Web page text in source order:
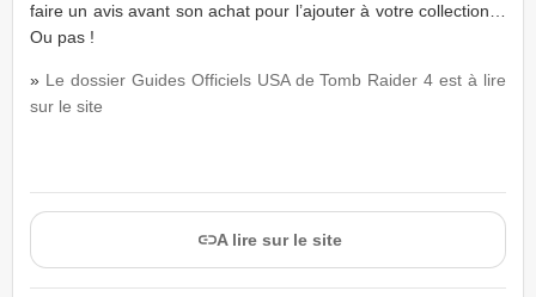
faire un avis avant son achat pour l’ajouter à votre collection…
Ou pas !
» Le dossier Guides Officiels USA de Tomb Raider 4 est à lire
sur le site
A lire sur le site